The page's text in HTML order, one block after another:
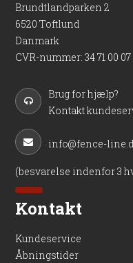
Brundtlandparken 2
6520 Toftlund
Danmark
CVR-nummer: 34 71 00 07
Brug for hjælp?
Kontakt
info@fence-
(besvarelse indenfor 3
Kontakt
Kundeservice
Åbningstider